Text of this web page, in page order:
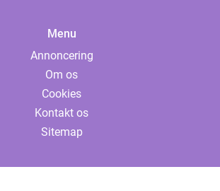
Menu
Annoncering
Om os
Cookies
Kontakt os
Sitemap